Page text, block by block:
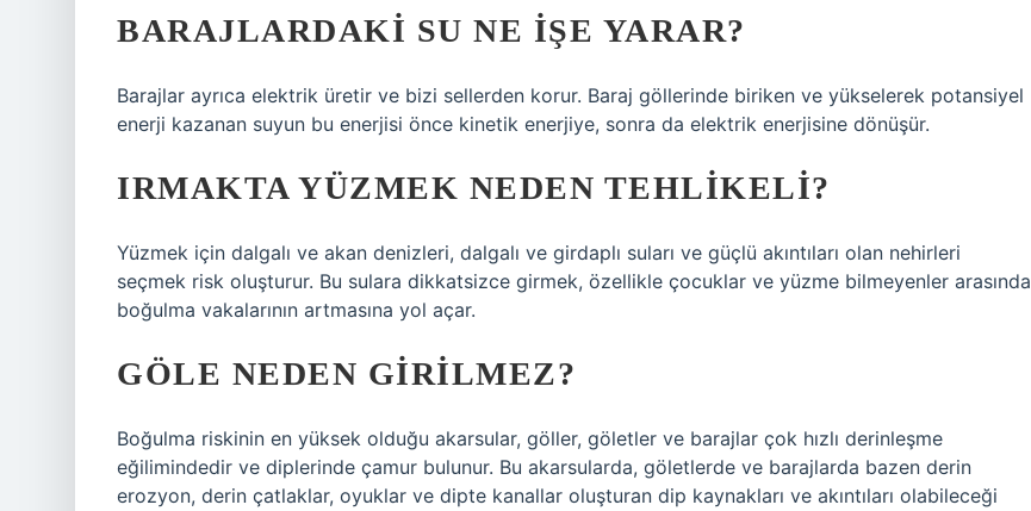
BARAJLARDAKI SU NE IŞE YARAR?
Barajlar ayrıca elektrik üretir ve bizi sellerden korur. Baraj göllerinde biriken ve yükselerek potansiyel
enerji kazanan suyun bu enerjisi önce kinetik enerjiye, sonra da elektrik enerjisine dönüşür.
IRMAKTA YÜZMEK NEDEN TEHLIKELI?
Yüzmek için dalgalı ve akan denizleri, dalgalı ve girdaplı suları ve güçlü akıntıları olan nehirleri
seçmek risk oluşturur. Bu sulara dikkatsizce girmek, özellikle çocuklar ve yüzme bilmeyenler arasında
boğulma vakalarının artmasına yol açar.
GÖLE NEDEN GIRILMEZ?
Boğulma riskinin en yüksek olduğu akarsular, göller, göletler ve barajlar çok hızlı derinleşme
eğilimindedir ve diplerinde çamur bulunur. Bu akarsularda, göletlerde ve barajlarda bazen derin
erozyon, derin çatlaklar, oyuklar ve dipte kanallar oluşturan dip kaynakları ve akıntıları olabileceği